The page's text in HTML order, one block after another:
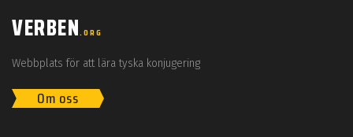
VERBEN.ORG
Webbplats för att lära tyska konjugering
Om oss